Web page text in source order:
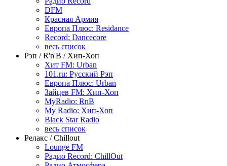
DFM
Красная Армия
Европа Плюс: Residance
Record: Dancecore
весь список
Рэп / R'n'B / Хип-Хоп
Хит FM: Urban
101.ru: Русский Рэп
Европа Плюс: Urban
Зайцев FM: Хип-Хоп
MyRadio: RnB
My Radio: Хип-Хоп
Black Star Radio
весь список
Релакс / Chillout
Lounge FM
Радио Record: ChillOut